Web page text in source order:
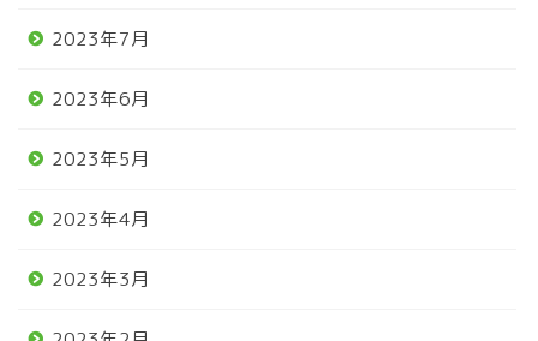
2023年7月
2023年6月
2023年5月
2023年4月
2023年3月